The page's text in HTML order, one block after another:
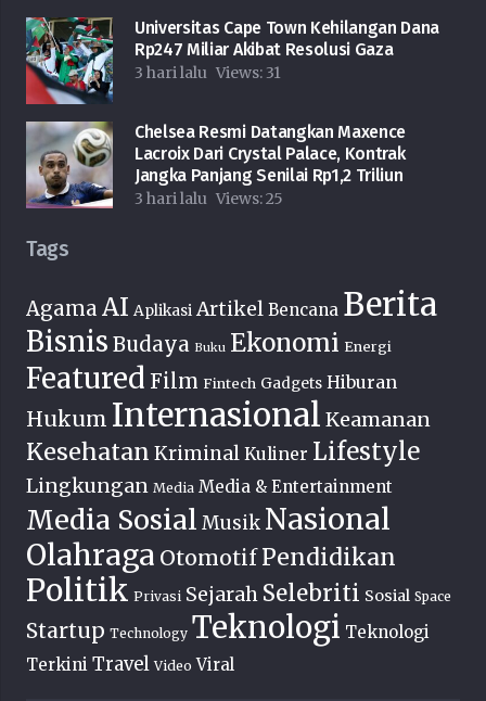
Universitas Cape Town Kehilangan Dana
Rp247 Miliar Akibat Resolusi Gaza
3 hari lalu Views: 31
Chelsea Resmi Datangkan Maxence
Lacroix Dari Crystal Palace, Kontrak
Jangka Panjang Senilai Rp1,2 Triliun
3 hari lalu Views:25
Tags
Agama AI Aplikasi Artikel Bencana Berita
Bisnis Budaya Buku Ekonomi Energi
Featured Film Fintech Gadgets Hiburan
Hukum Internasional Keamanan
Kesehatan Kriminal Kuliner Lifestyle
Lingkungan Media Media & Entertainment
Media Sosial Musik Nasional
Olahraga Otomotif Pendidikan
Politik Privasi Sejarah Selebriti Sosial Space
Startup Technology Teknologi Teknologi
Terkini Travel Video Viral